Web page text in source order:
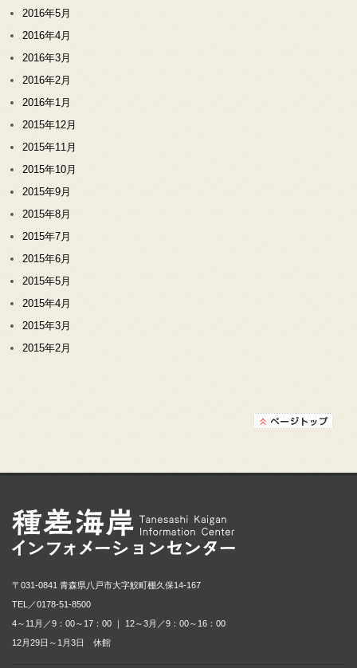
2016年5月
2016年4月
2016年3月
2016年2月
2016年1月
2015年12月
2015年11月
2015年10月
2015年9月
2015年8月
2015年7月
2015年6月
2015年5月
2015年4月
2015年3月
2015年2月
〒031-0841 青森県八戸市大字鮫町棚久保14-167
TEL／0178-51-8500
4～11月／9：00～17：00 ｜ 12～3月／9：00～16：00
12月29日～1月3日 休館